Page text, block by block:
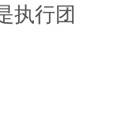
执行团